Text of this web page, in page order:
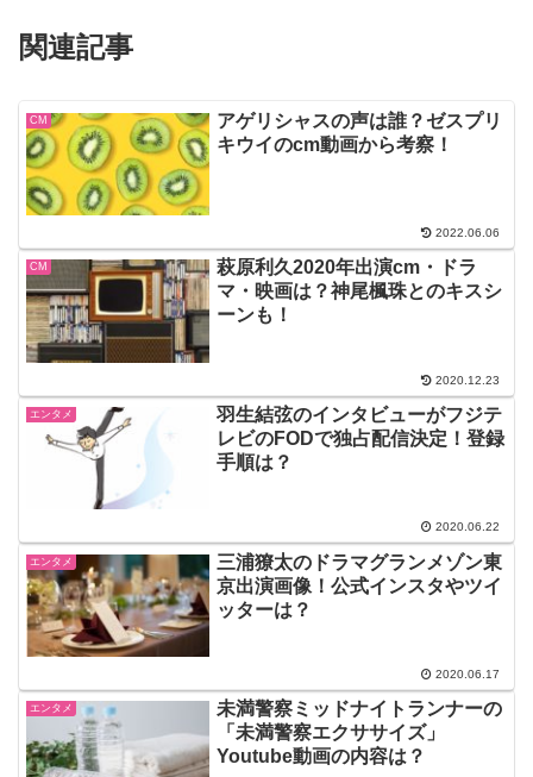
関連記事
CM
アゲリシャスの声は誰？ゼスプリ
キウイのcm動画から考察！
2022.06.06
CM
萩原利久2020年出演cm・ドラ
マ・映画は？神尾楓珠とのキスシ
ーンも！
2020.12.23
エンタメ
羽生結弦のインタビューがフジテ
レビのFODで独占配信決定！登録
手順は？
2020.06.22
エンタメ
三浦獠太のドラマグランメゾン東
京出演画像！公式インスタやツイ
ッターは？
2020.06.17
エンタメ
未満警察ミッドナイトランナーの
「未満警察エクササイズ」
Youtube動画の内容は？